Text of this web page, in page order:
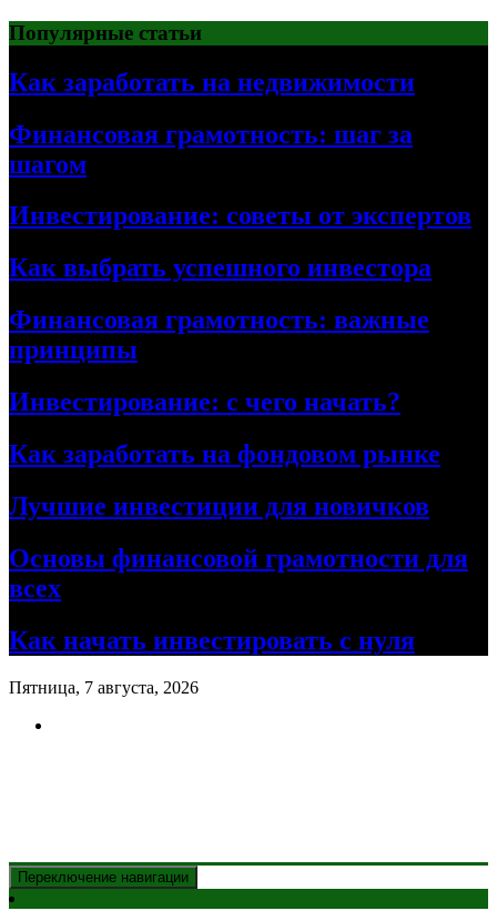
Перейти
к
содержимому
Популярные статьи
Как заработать на недвижимости
Финансовая грамотность: шаг за
шагом
Инвестирование: советы от экспертов
Как выбрать успешного инвестора
Финансовая грамотность: важные
принципы
Инвестирование: с чего начать?
Как заработать на фондовом рынке
Лучшие инвестиции для новичков
Основы финансовой грамотности для
всех
Как начать инвестировать с нуля
Пятница, 7 августа, 2026
Переключение навигации